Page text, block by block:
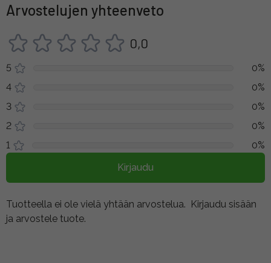
Arvostelujen yhteenveto
0,0
5
0%
4
0%
3
0%
2
0%
1
0%
Kirjaudu
Tuotteella ei ole vielä yhtään arvostelua. Kirjaudu sisään
ja arvostele tuote.